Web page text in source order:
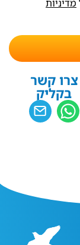
מדיניות
צרו קשר
בקליק